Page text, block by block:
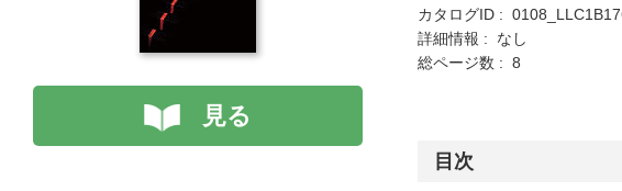
見る
カタログID :
詳細情報 : なし
総ページ数 : 8
目次